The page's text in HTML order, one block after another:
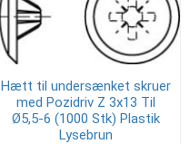
Hætt til undersænket skruer
med Pozidriv Z 3x13 Til
Ø5,5-6 (1000 Stk) Plastik
Lysebrun